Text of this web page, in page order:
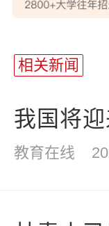
相关新闻
我国将
教育在线